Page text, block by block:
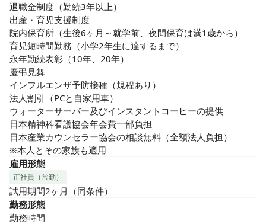
退職金制度（勤続3年以上）
出産・育児支援制度
院内保育所（生後6ヶ月～就学前、夜間保育は満1歳から）
育児短時間勤務（小学2年生に達するまで）
永年勤続表彰（10年、20年）
慶弔見舞
インフルエンザ予防接種（規程あり）
法人割引（PCと自家用車）
ウォーターサーバー及びインスタントコーヒーの提供
日本精神科看護協会年会費一部負担
日本産業カウンセラー協会の相談無料（全額法人負担）
※本人とその家族も適用
雇用形態
正社員（常勤）
試用期間2ヶ月（同条件）
勤務形態
勤務時間